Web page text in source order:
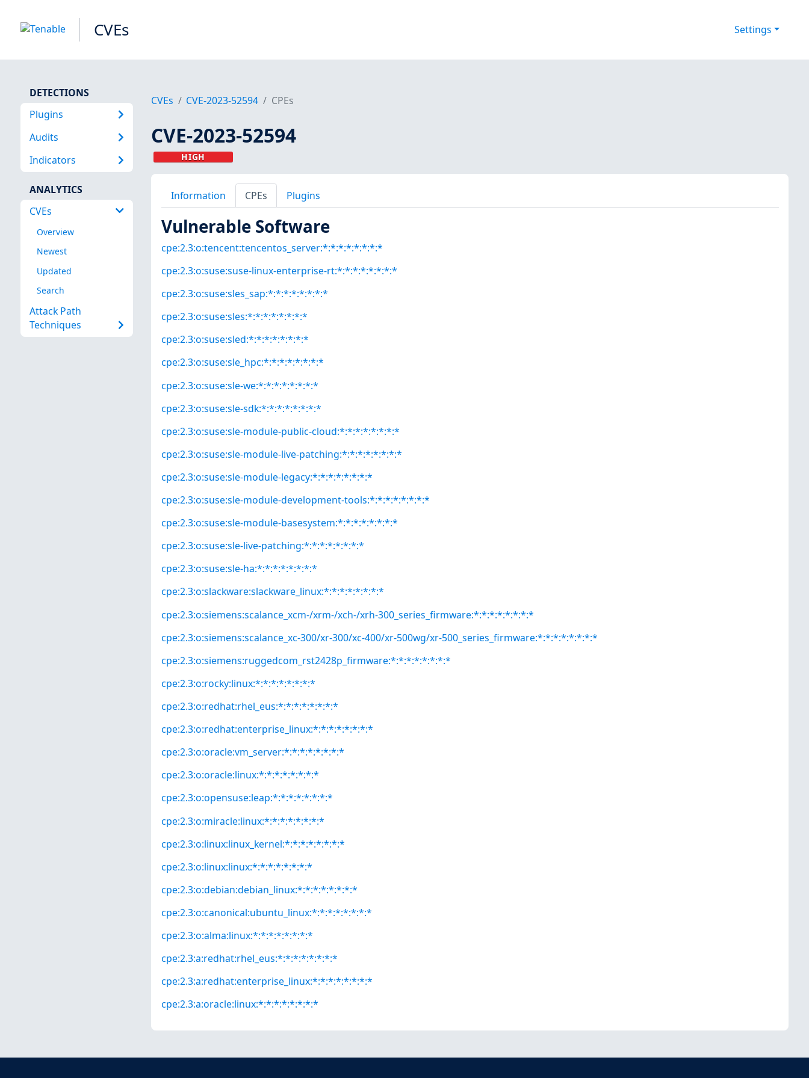
CVEs Settings
DETECTIONS
Plugins
Audits
Indicators
ANALYTICS
CVEs
Overview
Newest
Updated
Search
Attack Path
Techniques
CVEs CVE-2023-52594 CPEs
CVE-2023-52594
HIGH
Information CPEs Plugins
Vulnerable Software
cpe:2.3:o:tencent:tencentos_server:*:*:*:*:*:*:*:*
cpe:2.3:o:suse:suse-linux-enterprise-rt:*:*:*:*:*:*:*:*
cpe:2.3:o:suse:sles_sap:*:*:*:*:*:*:*:*
cpe:2.3:o:suse:sles:*:*:*:*:*:*:*:*
cpe:2.3:o:suse:sled:*:*:*:*:*:*:*:*
cpe:2.3:o:suse:sle_hpc:*:*:*:*:*:*:*:*
cpe:2.3:o:suse:sle-we:*:*:*:*:*:*:*:*
cpe:2.3:o:suse:sle-sdk:*:*:*:*:*:*:*:*
cpe:2.3:o:suse:sle-module-public-cloud:*:*:*:*:*:*:*:*
cpe:2.3:o:suse:sle-module-live-patching:*:*:*:*:*:*:*:*
cpe:2.3:o:suse:sle-module-legacy:*:*:*:*:*:*:*:*
cpe:2.3:o:suse:sle-module-development-tools:*:*:*:*:*:*:*:*
cpe:2.3:o:suse:sle-module-basesystem:*:*:*:*:*:*:*:*
cpe:2.3:o:suse:sle-live-patching:*:*:*:*:*:*:*:*
cpe:2.3:o:suse:sle-ha:*:*:*:*:*:*:*:*
cpe:2.3:o:slackware:slackware_linux:*:*:*:*:*:*:*:*
cpe:2.3:o:siemens:scalance_xcm-/xrm-/xch-/xrh-300_series_firmware:*:*:*:*:*:*:*:*
cpe:2.3:o:siemens:scalance_xc-300/xr-300/xc-400/xr-500wg/xr-500_series_firmware:*:*:*:*:*:*:*:*
cpe:2.3:o:siemens:ruggedcom_rst2428p_firmware:*:*:*:*:*:*:*:*
cpe:2.3:o:rocky:linux:*:*:*:*:*:*:*:*
cpe:2.3:o:redhat:rhel_eus:*:*:*:*:*:*:*:*
cpe:2.3:o:redhat:enterprise_linux:*:*:*:*:*:*:*:*
cpe:2.3:o:oracle:vm_server:*:*:*:*:*:*:*:*
cpe:2.3:o:oracle:linux:*:*:*:*:*:*:*:*
cpe:2.3:o:opensuse:leap:*:*:*:*:*:*:*:*
cpe:2.3:o:miracle:linux:*:*:*:*:*:*:*:*
cpe:2.3:o:linux:linux_kernel:*:*:*:*:*:*:*:*
cpe:2.3:o:linux:linux:*:*:*:*:*:*:*:*
cpe:2.3:o:debian:debian_linux:*:*:*:*:*:*:*:*
cpe:2.3:o:canonical:ubuntu_linux:*:*:*:*:*:*:*:*
cpe:2.3:o:alma:linux:*:*:*:*:*:*:*:*
cpe:2.3:a:redhat:rhel_eus:*:*:*:*:*:*:*:*
cpe:2.3:a:redhat:enterprise_linux:*:*:*:*:*:*:*:*
cpe:2.3:a:oracle:linux:*:*:*:*:*:*:*:*